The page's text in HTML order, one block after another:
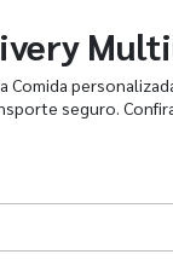
Comida
seguro.